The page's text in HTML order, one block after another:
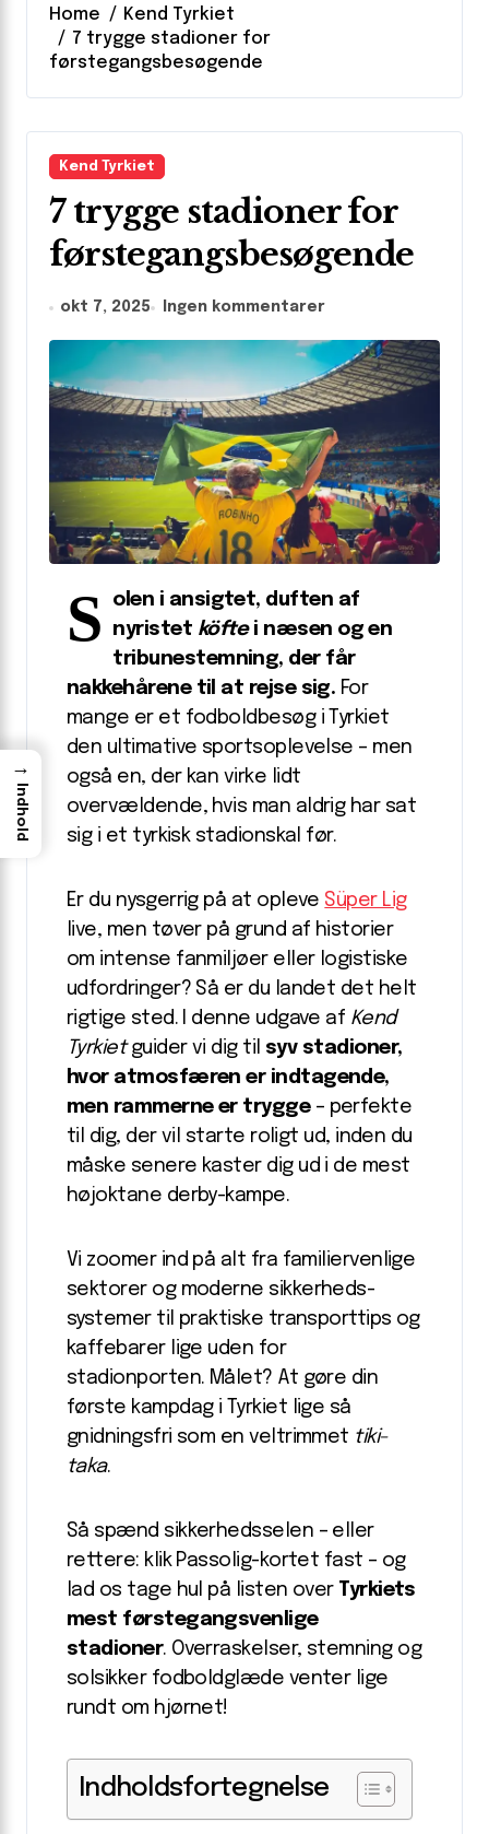
Home
Kend Tyrkiet
7 trygge stadioner for
førstegangsbesøgende
Kend Tyrkiet
7 trygge stadioner for
førstegangsbesøgende
okt 7, 2025 Ingen kommentarer
S
olen i ansigtet, duften af
nyristet köftei næsen og en
tribunestemning, der får
nakkehårene til at rejse sig. For
mange er et fodboldbesøg i Tyrkiet
den ultimative sportsoplevelse – men
også en, der kan virke lidt
overvældende, hvis man aldrig har sat
sig i et tyrkisk stadion­skal før.
Er du nysgerrig på at opleve Süper Lig
live, men tøver på grund af historier
om intense fanmiljøer eller logistiske
udfordringer? Så er du landet det helt
rigtige sted. I denne udgave af Kend
Tyrkietguider vi dig til syv stadioner,
hvor atmosfæren er indtagende,
men rammerne er trygge– perfekte
til dig, der vil starte roligt ud, inden du
måske senere kaster dig ud i de mest
højoktane derby-kampe.
Vi zoomer ind på alt fra familiervenlige
sektorer og moderne sikkerheds­
systemer til praktiske transporttips og
kaffebarer lige uden for
stadionporten. Målet? At gøre din
første kampdag i Tyrkiet lige så
gnidningsfri som en veltrimmet tiki-
taka.
Så spænd sikkerhedsselen – eller
rettere: klik Passolig-kortet fast – og
lad os tage hul på listen over Tyrkiets
mest førstegangsvenlige
stadioner. Overraskelser, stemning og
solsikker fodboldglæde venter lige
rundt om hjørnet!
Indholdsfortegnelse
→
Indhold